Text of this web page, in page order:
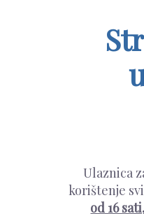
Ulaznica
korištenje
od 16